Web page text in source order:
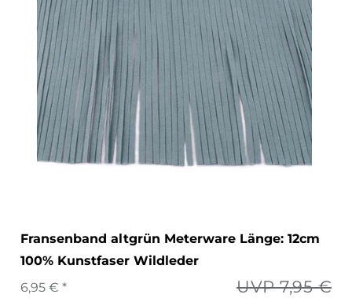
Fransenband altgrün Meterware Länge: 12cm
100% Kunstfaser Wildleder
UVP 7,95 €
6,95 € *